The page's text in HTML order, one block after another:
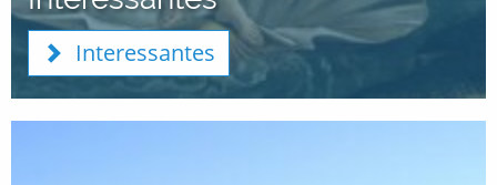
Interessantes